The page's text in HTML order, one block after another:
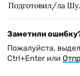
Подготовил/ла
Заметили
Пожалуйста,
Ctrl+Enter или